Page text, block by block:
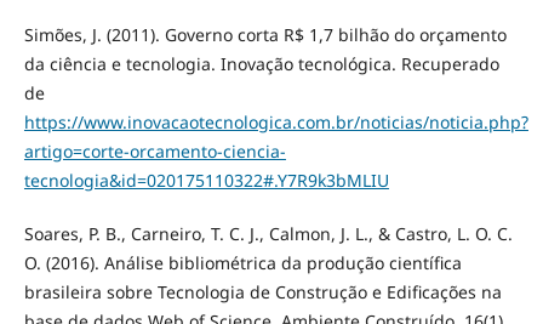
Simões, J. (2011). Governo corta R$ 1,7 bilhão do orçamento
da ciência e tecnologia. Inovação tecnológica. Recuperado
de
https://www.inovacaotecnologica.com.br/noticias/noticia.php?
artigo=corte-orcamento-ciencia-
tecnologia&id=020175110322#.Y7R9k3bMLIU
Soares, P. B., Carneiro, T. C. J., Calmon, J. L., & Castro, L. O. C.
O. (2016). Análise bibliométrica da produção científica
brasileira sobre Tecnologia de Construção e Edificações na